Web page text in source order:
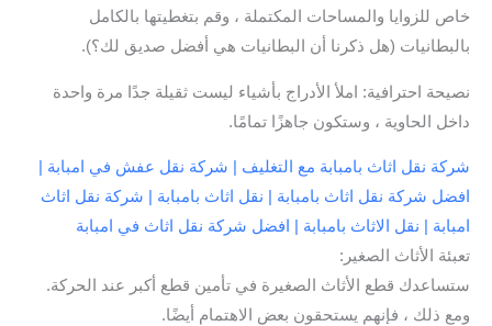
خاص للزوايا والمساحات المكتملة ، وقم بتغطيتها بالكامل
بالبطانيات (هل ذكرنا أن البطانيات هي أفضل صديق لك؟).
نصيحة احترافية: املأ الأدراج بأشياء ليست ثقيلة جدًا مرة واحدة
داخل الحاوية ، وستكون جاهزًا تمامًا.
شركة نقل اثاث بامبابة مع التغليف | شركة نقل عفش في امبابة |
افضل شركة نقل اثاث بامبابة | نقل اثاث بامبابة | شركة نقل اثاث
امبابة | نقل الاثاث بامبابة | افضل شركة نقل اثاث في امبابة
تعبئة الأثاث الصغير:
ستساعدك قطع الأثاث الصغيرة في تأمين قطع أكبر عند الحركة.
ومع ذلك ، فإنهم يستحقون بعض الاهتمام أيضًا.